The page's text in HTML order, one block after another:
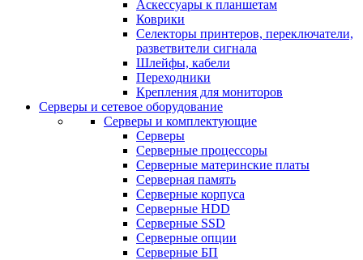
Аскессуары к планшетам
Коврики
Селекторы принтеров, переключатели,
разветвители сигнала
Шлейфы, кабели
Переходники
Крепления для мониторов
Серверы и сетевое оборудование
Серверы и комплектующие
Серверы
Серверные процессоры
Серверные материнские платы
Серверная память
Серверные корпуса
Серверные HDD
Серверные SSD
Серверные опции
Серверные БП